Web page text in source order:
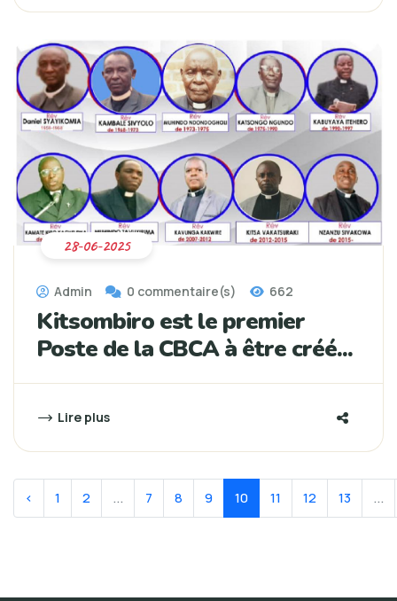
Admin 0 commentaire(s) 662
Kitsombiro est le premier
Poste de la CBCA à être créé...
Lire plus
28-06-2025
‹ 1 2 ... 7 8 9 10 11 12 13 ...